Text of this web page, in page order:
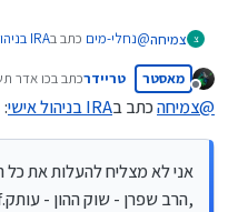
@יושבי-יעבץבנושא זה). צ צמיחה@נחלי-מים כתב בIRA בניהול אישי
אתה יכול להסביר לי
מחלוקת ודעות בין
שאם יש לך חלק
האיסורים שלה.
מנותק
מאסטר טריידרכתב בכו אדר
נערך לאחרונה
@צמיחהכתב בIRA בניהול אישי :
אני לא מצליח להעלות את
,‏‏הרב שפרן - שוק ההון - עותק.pdf